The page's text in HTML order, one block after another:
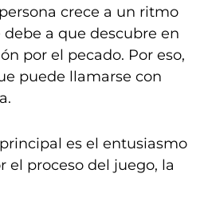
crece a un ritmo
debe a que descubre en
por el pecado. Por eso,
puede llamarse con
es el entusiasmo
el proceso del juego, la